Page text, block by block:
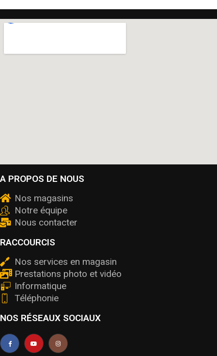
A PROPOS DE NOUS
Nos magasins
Notre équipe
Nous contacter
RACCOURCIS
Nos services en magasin
Prestations photo et vidéo
Informatique
Téléphonie
NOS RÉSEAUX SOCIAUX